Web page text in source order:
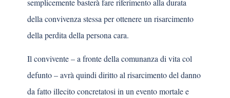
semplicemente basterà fare riferimento alla durata
della convivenza stessa per ottenere un risarcimento
della perdita della persona cara.
Il convivente – a fronte della comunanza di vita col
defunto – avrà quindi diritto al risarcimento del danno
da fatto illecito concretatosi in un evento mortale e